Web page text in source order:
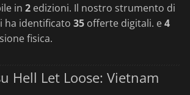
in 2 edizioni. Il nostro strumento di
ha identificato 35 offerte digitali. e4
fisica.
Hell Let Loose: Vietnam